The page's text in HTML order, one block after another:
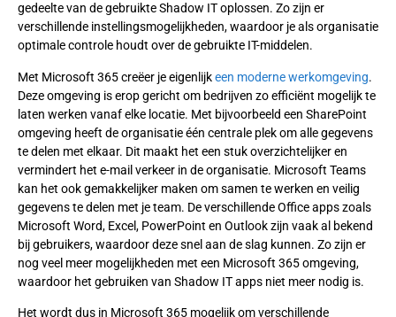
gedeelte van de gebruikte Shadow IT oplossen. Zo zijn er
verschillende instellingsmogelijkheden, waardoor je als organisatie
optimale controle houdt over de gebruikte IT-middelen.
Met Microsoft 365 creëer je eigenlijkeen moderne werkomgeving.
Deze omgeving is erop gericht om bedrijven zo efficiënt mogelijk te
laten werken vanaf elke locatie. Met bijvoorbeeld een SharePoint
omgeving heeft de organisatie één centrale plek om alle gegevens
te delen met elkaar. Dit maakt het een stuk overzichtelijker en
vermindert het e-mail verkeer in de organisatie. Microsoft Teams
kan het ook gemakkelijker maken om samen te werken en veilig
gegevens te delen met je team. De verschillende Office apps zoals
Microsoft Word, Excel, PowerPoint en Outlook zijn vaak al bekend
bij gebruikers, waardoor deze snel aan de slag kunnen. Zo zijn er
nog veel meer mogelijkheden met een Microsoft 365 omgeving,
waardoor het gebruiken van Shadow IT apps niet meer nodig is.
Het wordt dus in Microsoft 365 mogelijk om verschillende